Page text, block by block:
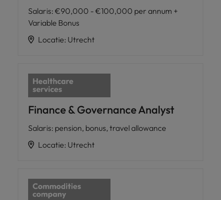
Salaris: €90,000 - €100,000 per annum +
Variable Bonus
Locatie: Utrecht
Finance & Governance Analyst
Salaris: pension, bonus, travel allowance
Locatie: Utrecht